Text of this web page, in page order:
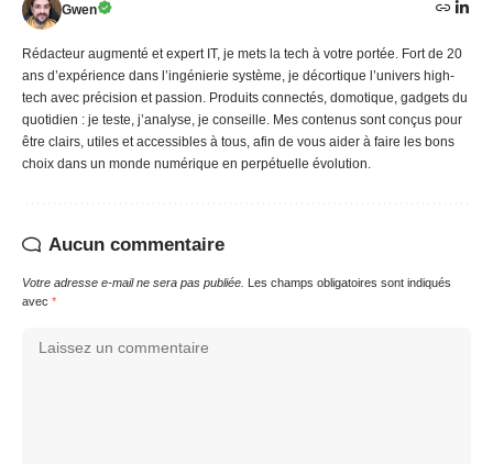
Gwen
Rédacteur augmenté et expert IT, je mets la tech à votre portée. Fort de 20
ans d’expérience dans l’ingénierie système, je décortique l’univers high-
tech avec précision et passion. Produits connectés, domotique, gadgets du
quotidien : je teste, j’analyse, je conseille. Mes contenus sont conçus pour
être clairs, utiles et accessibles à tous, afin de vous aider à faire les bons
choix dans un monde numérique en perpétuelle évolution.
Aucun commentaire
Votre adresse e-mail ne sera pas publiée. Les champs obligatoires sont indiqués
avec *